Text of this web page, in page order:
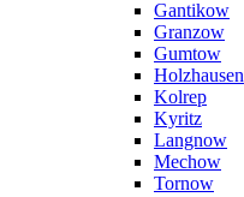
Gantikow
Granzow
Gumtow
Holzhausen
Kolrep
Kyritz
Langnow
Mechow
Tornow